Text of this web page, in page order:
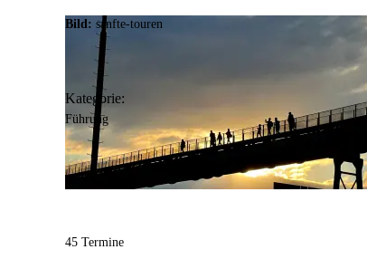
Bild: sanfte-touren
Kategorie:
Führung
45 Termine